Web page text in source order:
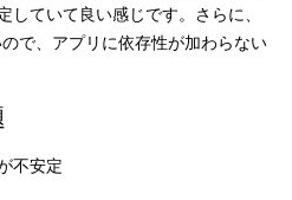
ていて良い感じです。さらに、
で、アプリに依存性が加わらない
不安定